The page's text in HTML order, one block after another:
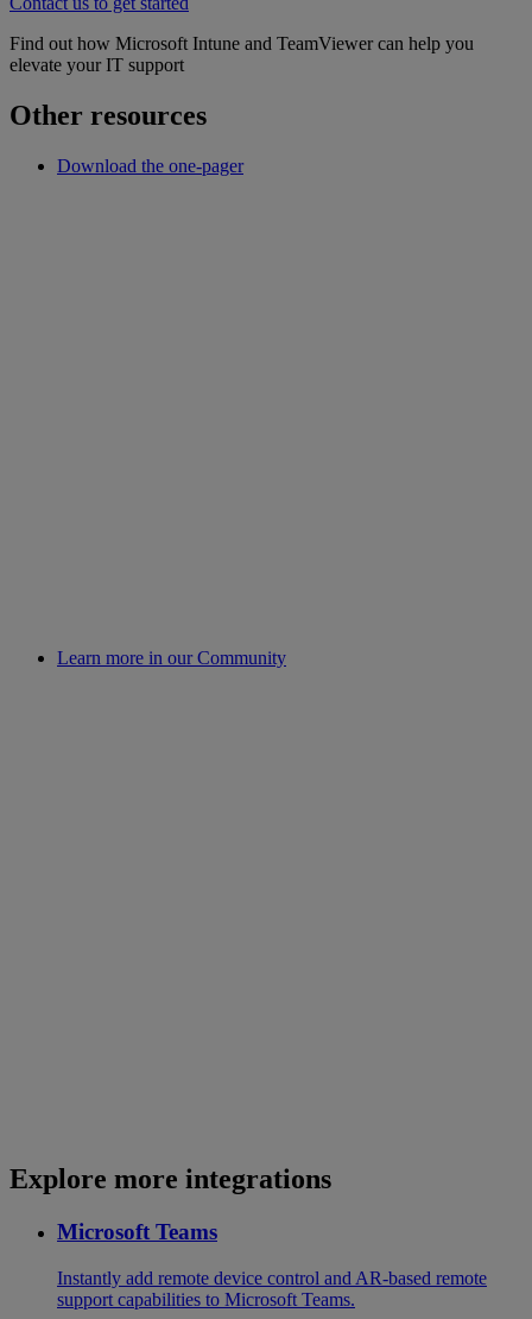
Find out how Microsoft Intune and TeamViewer can help you
elevate your IT support
Other resources
Download the one-pager
Learn more in our Community
Explore more integrations
Microsoft Teams
Instantly add remote device control and AR-based remote
support capabilities to Microsoft Teams.